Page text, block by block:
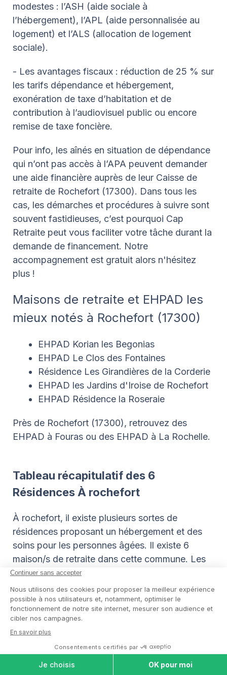
modestes : l’ASH (aide sociale à
l’hébergement), l’APL (aide personnalisée au
logement) et l’ALS (allocation de logement
sociale).
- Les avantages fiscaux : réduction de 25 % sur
les tarifs dépendance et hébergement,
exonération de taxe d’habitation et de
contribution à l’audiovisuel public ou encore
remise de taxe foncière.
Pour info, les aînés en situation de dépendance
qui n’ont pas accès à l’APA peuvent demander
une aide financière auprès de leur Caisse de
retraite de Rochefort (17300). Dans tous les
cas, les démarches et procédures à suivre sont
souvent fastidieuses, c’est pourquoi Cap
Retraite peut vous faciliter votre tâche durant la
demande de financement. Notre
accompagnement est gratuit alors n'hésitez
plus !
Maisons de retraite et EHPAD les
mieux notés à Rochefort (17300)
EHPAD Korian les Begonias
EHPAD Le Clos des Fontaines
Résidence Les Girandières de la Corderie
EHPAD les Jardins d'Iroise de Rochefort
EHPAD Résidence la Roseraie
Près de Rochefort (17300), retrouvez des
EHPAD à Fouras ou des EHPAD à La Rochelle.
Tableau récapitulatif des 6
Résidences À rochefort
À rochefort, il existe plusieurs sortes de
résidences proposant un hébergement et des
soins pour les personnes âgées. Il existe 6
maison/s de retraite dans cette commune. Les
résidences services séniors sont au nombre de
2, les EHPAD au nombre de 4 et ceux qui
comprennent une unité Alzheimer sont au
nombre de 0. Voici le panorama des
établissements d’hébergement disponibles dans
Maisons Résidence